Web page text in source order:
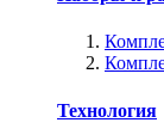
Технология